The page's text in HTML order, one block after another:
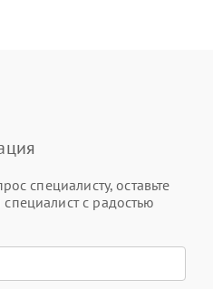
специалисту, оставьте
с радостью